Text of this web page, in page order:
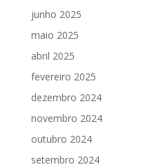
junho 2025
maio 2025
abril 2025
fevereiro 2025
dezembro 2024
novembro 2024
outubro 2024
setembro 2024